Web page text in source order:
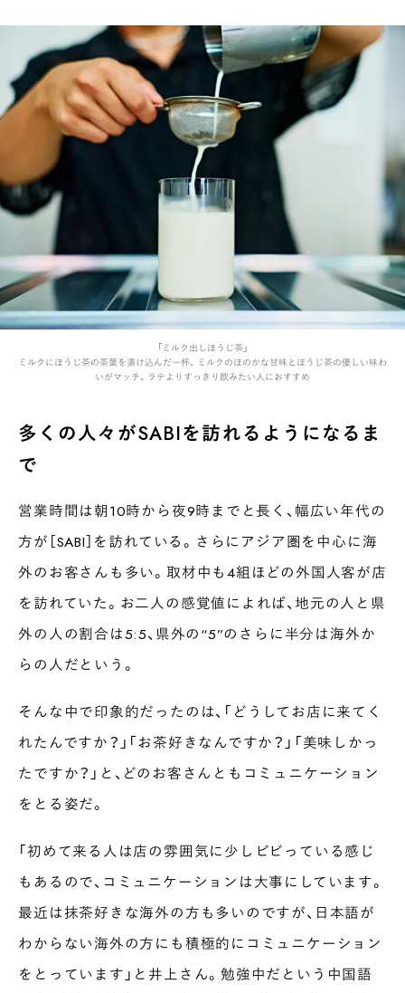
「ミルク出しほうじ茶」
ミルクにほうじ茶の茶葉を漬け込んだ一杯。ミルクのほのかな甘味とほうじ茶の優しい味わ
いがマッチ。ラテよりすっきり飲みたい人におすすめ
多くの人々がSABIを訪れるようになるま
で
営業時間は朝10時から夜9時までと長く、幅広い年代の
方が［SABI］を訪れている。さらにアジア圏を中心に海
外のお客さんも多い。取材中も4組ほどの外国人客が店
を訪れていた。お二人の感覚値によれば、地元の人と県
外の人の割合は5:5、県外の“5”のさらに半分は海外か
らの人だという。
そんな中で印象的だったのは、「どうしてお店に来てく
れたんですか？」「お茶好きなんですか？」「美味しかっ
たですか？」と、どのお客さんともコミュニケーション
をとる姿だ。
「初めて来る人は店の雰囲気に少しビビっている感じ
もあるので、コミュニケーションは大事にしています。
最近は抹茶好きな海外の方も多いのですが、日本語が
わからない海外の方にも積極的にコミュニケーション
をとっています」と井上さん。勉強中だという中国語